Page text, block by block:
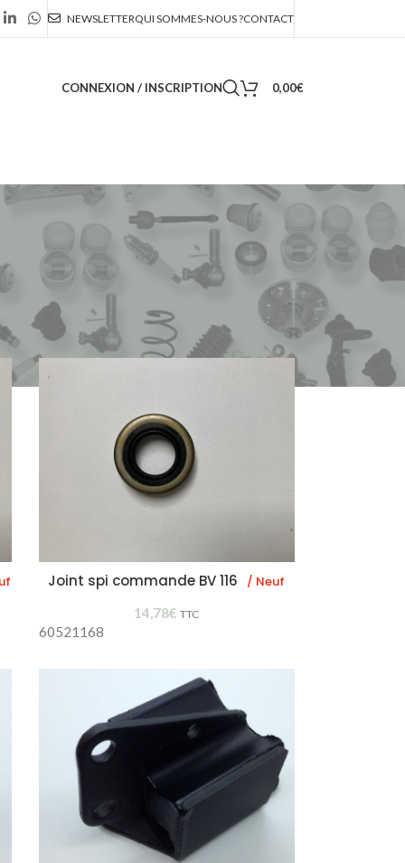
NEWSLETTERQUI SOMMES-NOUS ?CONTACT
CONNEXION / INSCRIPTION 0,00€
Joint spi commande BV 116 / Neuf
14,78€ TTC
60521168